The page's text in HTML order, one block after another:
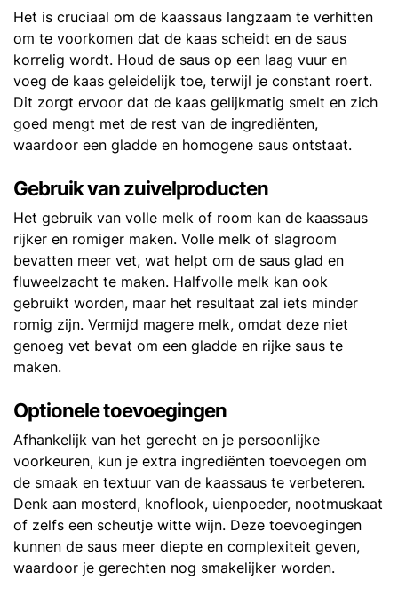
Het is cruciaal om de kaassaus langzaam te verhitten
om te voorkomen dat de kaas scheidt en de saus
korrelig wordt. Houd de saus op een laag vuur en
voeg de kaas geleidelijk toe, terwijl je constant roert.
Dit zorgt ervoor dat de kaas gelijkmatig smelt en zich
goed mengt met de rest van de ingrediënten,
waardoor een gladde en homogene saus ontstaat.
Gebruik van zuivelproducten
Het gebruik van volle melk of room kan de kaassaus
rijker en romiger maken. Volle melk of slagroom
bevatten meer vet, wat helpt om de saus glad en
fluweelzacht te maken. Halfvolle melk kan ook
gebruikt worden, maar het resultaat zal iets minder
romig zijn. Vermijd magere melk, omdat deze niet
genoeg vet bevat om een gladde en rijke saus te
maken.
Optionele toevoegingen
Afhankelijk van het gerecht en je persoonlijke
voorkeuren, kun je extra ingrediënten toevoegen om
de smaak en textuur van de kaassaus te verbeteren.
Denk aan mosterd, knoflook, uienpoeder, nootmuskaat
of zelfs een scheutje witte wijn. Deze toevoegingen
kunnen de saus meer diepte en complexiteit geven,
waardoor je gerechten nog smakelijker worden.